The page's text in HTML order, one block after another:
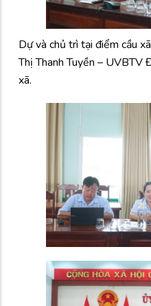
Dự và chủ trì tại điểm cầu
Thị Thanh Tuyền – UVBTV
xã.